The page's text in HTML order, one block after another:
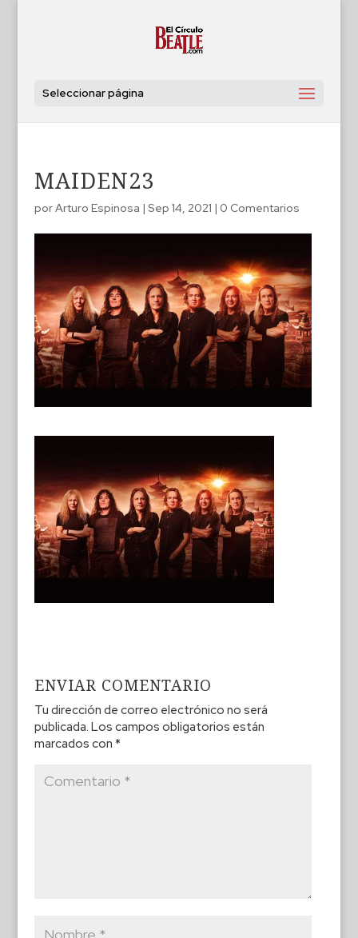
Seleccionar página
MAIDEN23
porArturo Espinosa | Sep 14, 2021 | 0 Comentarios
ENVIAR COMENTARIO
Tu dirección de correo electrónico no será
publicada. Los campos obligatorios están
marcados con *